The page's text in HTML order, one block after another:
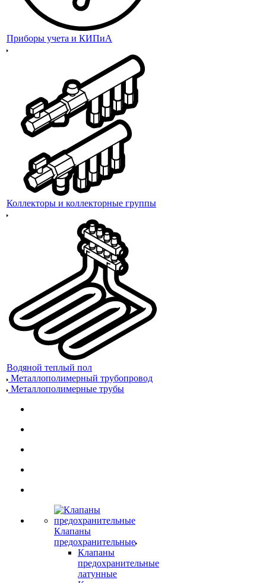
Приборы учета и КИПиА
Коллекторы и коллекторные группы
Водяной теплый пол
Металлополимерный трубопровод
Металлополимерные трубы
Клапаны
предохранительные
Клапаны
предохранительные
латунные